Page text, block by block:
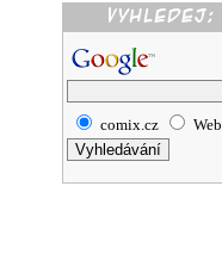
comix.cz Web